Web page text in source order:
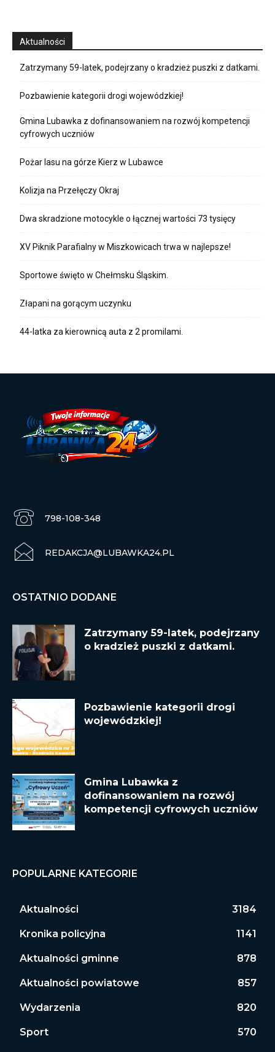
Aktualności
Zatrzymany 59-latek, podejrzany o kradzież puszki z datkami.
Pozbawienie kategorii drogi wojewódzkiej!
Gmina Lubawka z dofinansowaniem na rozwój kompetencji
cyfrowych uczniów
Pożar lasu na górze Kierz w Lubawce
Kolizja na Przełęczy Okraj
Dwa skradzione motocykle o łącznej wartości 73 tysięcy
XV Piknik Parafialny w Miszkowicach trwa w najlepsze!
Sportowe święto w Chełmsku Śląskim.
Złapani na gorącym uczynku
44-latka za kierownicą auta z 2 promilami.
798-108-348
REDAKCJA@LUBAWKA24.PL
OSTATNIO DODANE
Zatrzymany 59-latek, podejrzany
o kradzież puszki z datkami.
Pozbawienie kategorii drogi
wojewódzkiej!
Gmina Lubawka z
dofinansowaniem na rozwój
kompetencji cyfrowych uczniów
POPULARNE KATEGORIE
Aktualności 3184
Kronika policyjna 1141
Aktualności gminne 878
Aktualności powiatowe 857
Wydarzenia 820
Sport 570